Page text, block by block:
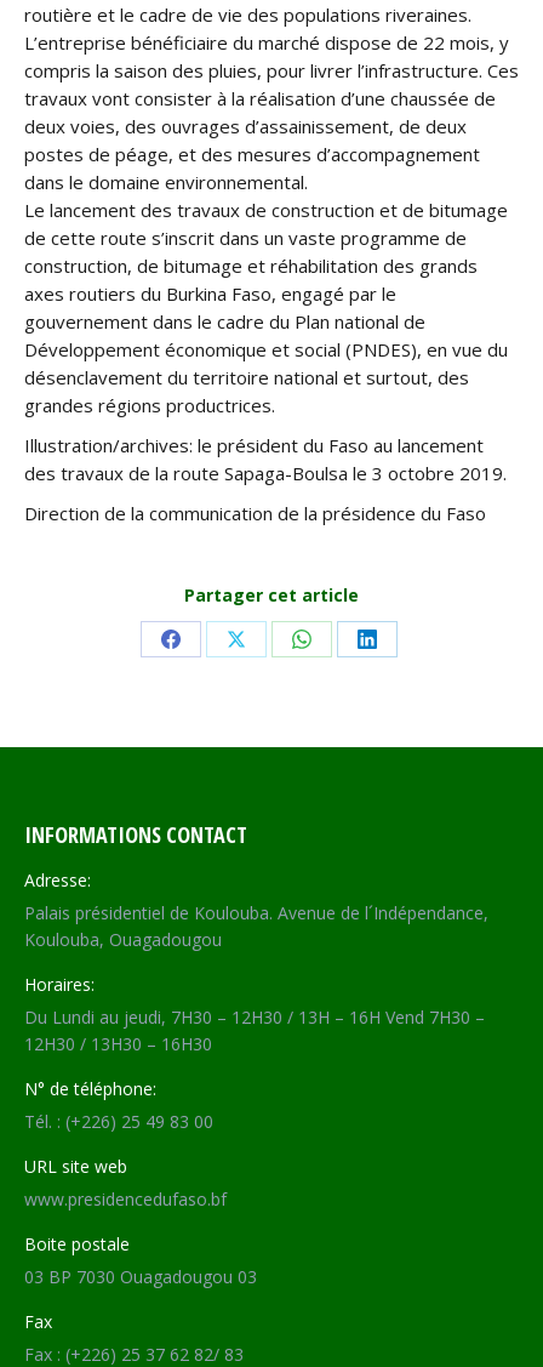
routière et le cadre de vie des populations riveraines.
L’entreprise bénéficiaire du marché dispose de 22 mois, y
compris la saison des pluies, pour livrer l’infrastructure. Ces
travaux vont consister à la réalisation d’une chaussée de
deux voies, des ouvrages d’assainissement, de deux
postes de péage, et des mesures d’accompagnement
dans le domaine environnemental.
Le lancement des travaux de construction et de bitumage
de cette route s’inscrit dans un vaste programme de
construction, de bitumage et réhabilitation des grands
axes routiers du Burkina Faso, engagé par le
gouvernement dans le cadre du Plan national de
Développement économique et social (PNDES), en vue du
désenclavement du territoire national et surtout, des
grandes régions productrices.
Illustration/archives: le président du Faso au lancement
des travaux de la route Sapaga-Boulsa le 3 octobre 2019.
Direction de la communication de la présidence du Faso
Partager cet article
Share Share Share Share
INFORMATIONS CONTACT
Adresse:
Palais présidentiel de Koulouba. Avenue de l´Indépendance,
Koulouba, Ouagadougou
Horaires:
Du Lundi au jeudi, 7H30 – 12H30 / 13H – 16H Vend 7H30 –
12H30 / 13H30 – 16H30
N° de téléphone:
Tél. : (+226) 25 49 83 00
URL site web
www.presidencedufaso.bf
Boite postale
03 BP 7030 Ouagadougou 03
Fax
Fax : (+226) 25 37 62 82/ 83